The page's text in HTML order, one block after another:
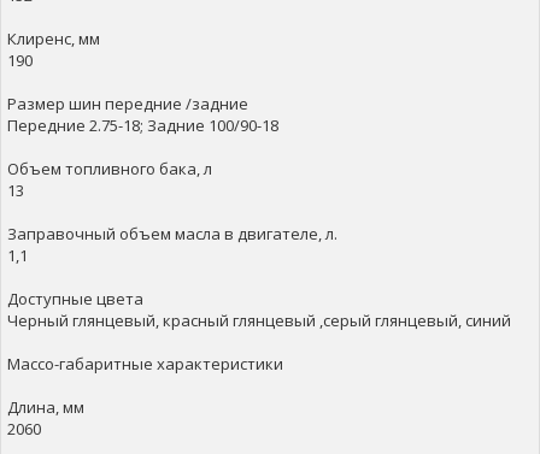
Клиренс, мм
190
Размер шин передние /задние
Передние 2.75-18; Задние 100/90-18
Объем топливного бака, л
13
Заправочный oбъем масла в двигателе, л.
1,1
Доступные цвета
Черный глянцевый, красный глянцевый ,серый глянцевый, синий
Массо-габаритные характеристики
Длина, мм
2060